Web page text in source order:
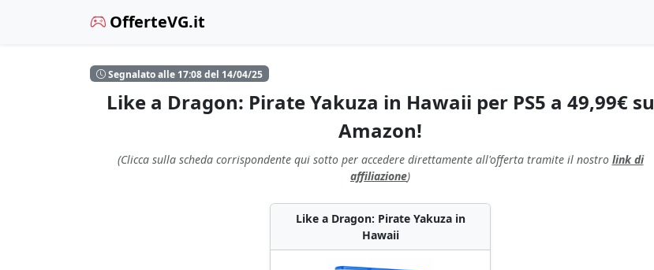
OfferteVG.it
Segnalato alle 17:08 del 14/04/25
Like a Dragon: Pirate Yakuza in Hawaii per PS5 a 49,99€ su
Amazon!
(Clicca sulla scheda corrispondente qui sotto per accedere direttamente all'offerta tramite il nostro link di
affiliazione)
Like a Dragon: Pirate Yakuza in
Hawaii